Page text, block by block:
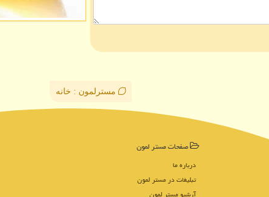
مسترلمون : خانه
صفحات مستر لمون
درباره ما
تبلیغات در مستر لمون
آرشیو مستر لمون